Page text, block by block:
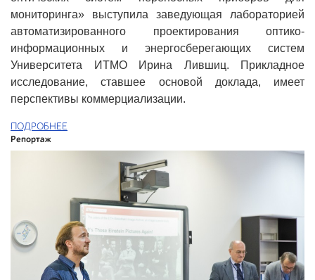
мониторинга» выступила заведующая лабораторией
автоматизированного проектирования оптико-
информационных и энергосберегающих систем
Университета ИТМО Ирина Лившиц. Прикладное
исследование, ставшее основой доклада, имеет
перспективы коммерциализации.
ПОДРОБНЕЕ
Репортаж